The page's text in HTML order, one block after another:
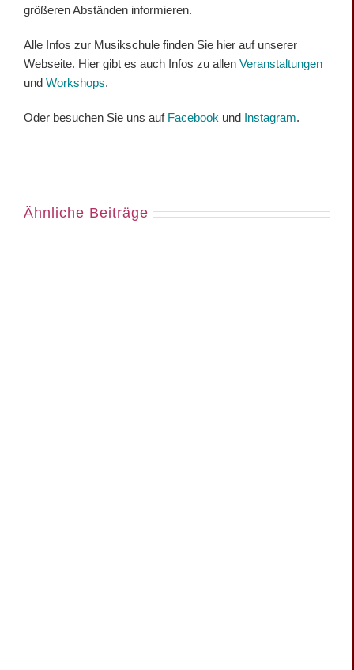
größeren Abständen informieren.
Alle Infos zur Musikschule finden Sie hier auf unserer
Webseite. Hier gibt es auch Infos zu allen Veranstaltungen
und Workshops.
Oder besuchen Sie uns auf Facebook und Instagram.
Ähnliche Beiträge